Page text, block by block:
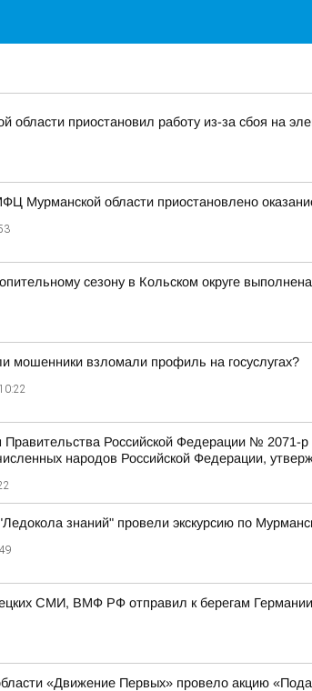
области приостановил работу из-за сбоя на
Мурманской области приостановлено
сезону в Кольском округе
мошенники взломали профиль на госуслугах?
Российской Федерации № 2071-р
народов Российской Федерации,
знаний" провели экскурсию по
СМИ, ВМФ РФ отправил к берегам
«Движение Первых» провело акцию